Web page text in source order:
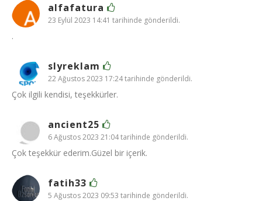
alfafatura
23 Eylül 2023 14:41 tarihinde gönderildi.
.
slyreklam
22 Ağustos 2023 17:24 tarihinde gönderildi.
Çok ilgili kendisi, teşekkürler.
ancient25
6 Ağustos 2023 21:04 tarihinde gönderildi.
Çok teşekkür ederim.Güzel bir içerik.
fatih33
5 Ağustos 2023 09:53 tarihinde gönderildi.